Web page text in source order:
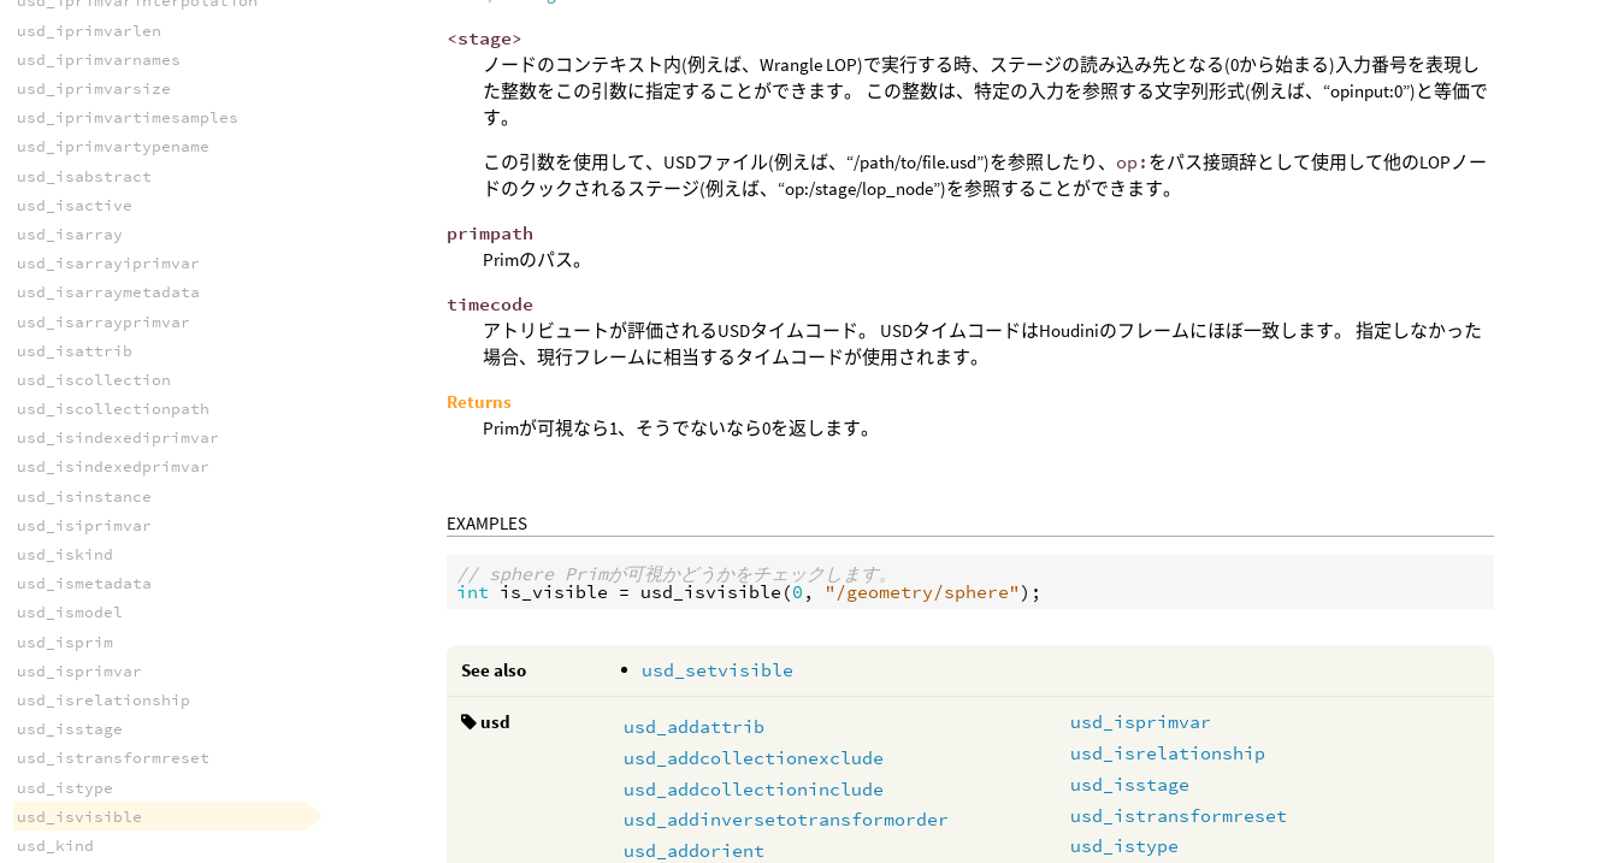
<stage>
ノードのコンテキスト内(例えば、Wrangle LOP)で実行する時、ステージの読み込み先となる(0から始まる)入力番号を表現し
た整数をこの引数に指定することができます。 この整数は、特定の入力を参照する文字列形式(例えば、“opinput:0”)と等価で
す。
この引数を使用して、USDファイル(例えば、“/path/to/file.usd”)を参照したり、 op: をパス接頭辞として使用して他のLOPノー
ドのクックされるステージ(例えば、“op:/stage/lop_node”)を参照することができます。
primpath
Primのパス。
timecode
アトリビュートが評価されるUSDタイムコード。 USDタイムコードはHoudiniのフレームにほぼ一致します。 指定しなかった
場合、現行フレームに相当するタイムコードが使用されます。
Returns
Primが可視なら1、そうでないなら0を返します。
EXAMPLES
// sphere Primが可視かどうかをチェックします。
int is_visible = usd_isvisible (0 , "/geometry/sphere"
See also usd_setvisible
usd
usd_addattrib
usd_addcollectionexclude
usd_addcollectioninclude
usd_addinversetotransformorder
usd_addorient
usd_isprimvar
usd_isrelationship
usd_isstage
usd_istransformreset
usd_istype
usd_iprimvarlen
usd_iprimvarnames
usd_iprimvarsize
usd_iprimvartimesamples
usd_iprimvartypename
usd_isabstract
usd_isactive
usd_isarray
usd_isarrayiprimvar
usd_isarraymetadata
usd_isarrayprimvar
usd_isattrib
usd_iscollection
usd_iscollectionpath
usd_isindexediprimvar
usd_isindexedprimvar
usd_isinstance
usd_isiprimvar
usd_iskind
usd_ismetadata
usd_ismodel
usd_isprim
usd_isprimvar
usd_isrelationship
usd_isstage
usd_istransformreset
usd_istype
usd_isvisible
usd_kind